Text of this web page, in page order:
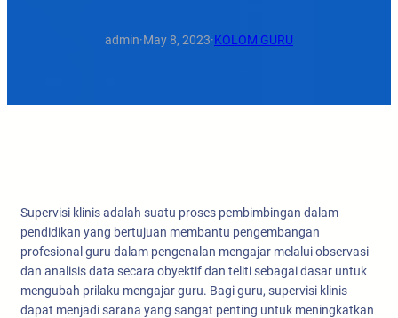
admin·May 8, 2023·KOLOM GURU
Supervisi klinis adalah suatu proses pembimbingan dalam
pendidikan yang bertujuan membantu pengembangan
profesional guru dalam pengenalan mengajar melalui observasi
dan analisis data secara obyektif dan teliti sebagai dasar untuk
mengubah prilaku mengajar guru. Bagi guru, supervisi klinis
dapat menjadi sarana yang sangat penting untuk meningkatkan